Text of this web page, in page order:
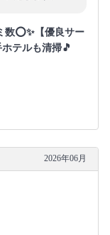
数⭕✨【優良サー
ホテルも清掃🎵
2026年06月